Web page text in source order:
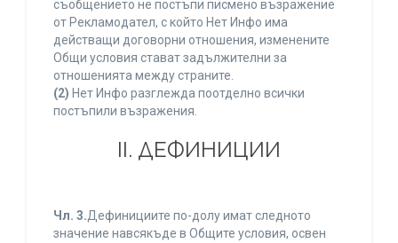
съобщението не постъпи писмено възражение
от Рекламодател, с който Нет Инфо има
действащи договорни отношения, изменените
Общи условия стават задължителни за
отношенията между страните.
(2) Нет Инфо разглежда поотделно всички
постъпили възражения.
ІІ. ДЕФИНИЦИИ
Чл. 3.Дефинициите по-долу имат следното
значение навсякъде в Общите условия, освен